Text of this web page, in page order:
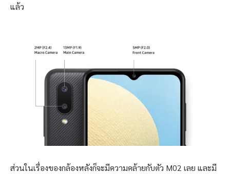
แล้ว
ส่วนในเรื่องของกล้องหลังก็จะมีความคล้ายกับตัว M02 เลย และมี